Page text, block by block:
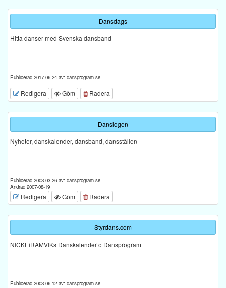
Dansdags
Hitta danser med Svenska dansband
Publicerad 2017-06-24 av: dansprogram.se
Redigera Göm Radera
Danslogen
Nyheter, danskalender, dansband, dansställen
Publicerad 2003-03-26 av: dansprogram.se
Ändrad 2007-08-19
Redigera Göm Radera
Styrdans.com
NICKEiRAMVIKs Danskalender o Dansprogram
Publicerad 2003-06-12 av: dansprogram.se